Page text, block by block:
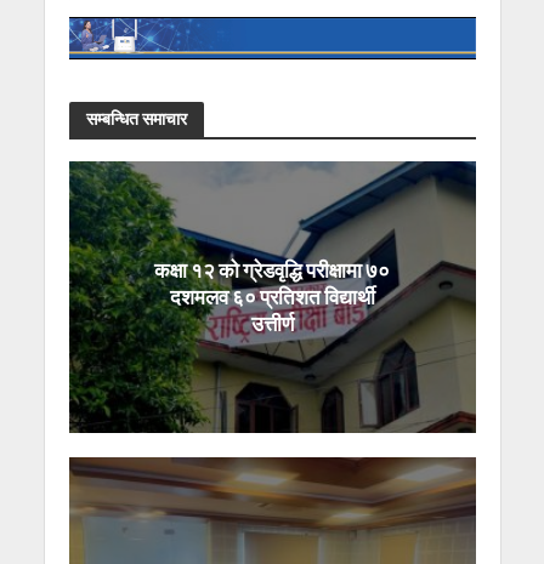
सम्बन्धित समाचार
कक्षा १२ को ग्रेडवृद्धि परीक्षामा ७०
दशमलव ६० प्रतिशत विद्यार्थी
उत्तीर्ण